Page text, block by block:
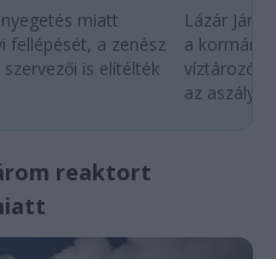
miatt
fellépését, a zenész
is elítélték
Lázár
a kormány
az
reaktort